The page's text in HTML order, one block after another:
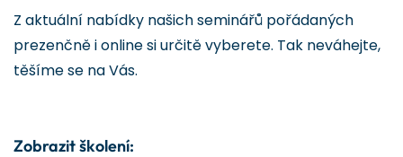
Z aktuální nabídky našich seminářů pořádaných
prezenčně i online si určitě vyberete. Tak neváhejte,
těšíme se na Vás.
Zobrazit školení: